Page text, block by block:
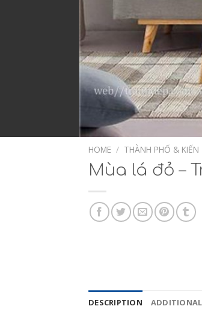
HOME / THÀNH PHỐ & KIẾN
Mùa lá đỏ –
DESCRIPTION